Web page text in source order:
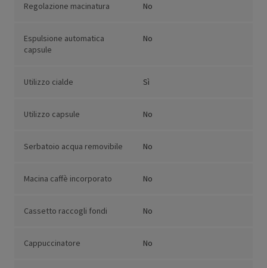
Regolazione macinatura No
Espulsione automatica
capsule
No
Utilizzo cialde Sì
Utilizzo capsule No
Serbatoio acqua removibile No
Macina caffè incorporato No
Cassetto raccogli fondi No
Cappuccinatore No